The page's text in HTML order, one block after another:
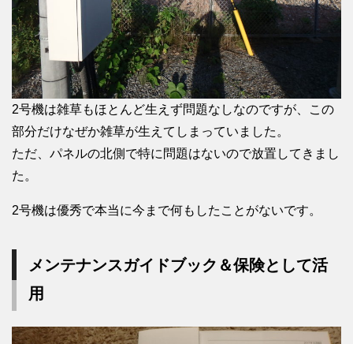
2号機は雑草もほとんど生えず問題なしなのですが、この
部分だけなぜか雑草が生えてしまっていました。
ただ、パネルの北側で特に問題はないので放置してきまし
た。
2号機は優秀で本当に今まで何もしたことがないです。
メンテナンスガイドブック＆保険として活
用